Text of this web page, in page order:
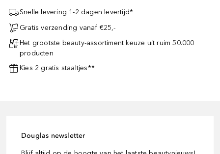
Snelle levering 1-2 dagen levertijd*
Gratis verzending vanaf €25,-
Het grootste beauty-assortiment keuze uit ruim 50.000
producten
Kies 2 gratis staaltjes**
Douglas newsletter